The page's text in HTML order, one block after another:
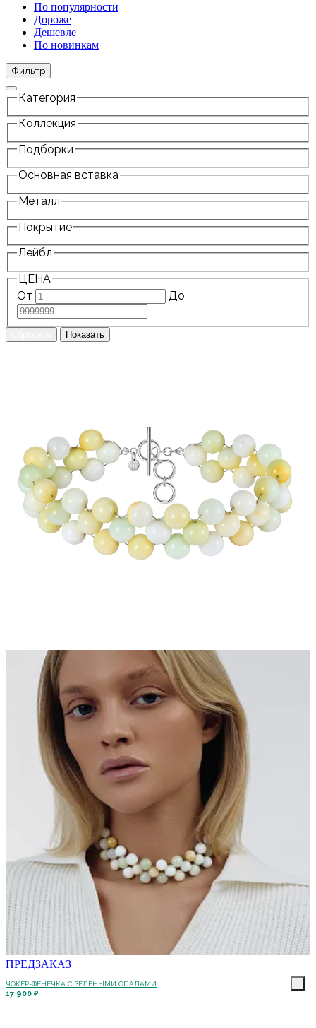
По популярности
Дороже
Дешевле
По новинкам
Фильтр
Категория
Коллекция
Подборки
Основная вставка
Металл
Покрытие
Лейбл
ЦЕНА
От
До
ПРЕДЗАКАЗ
ЧОКЕР-ФЕНЕЧКА С ЗЕЛЕНЫМИ ОПАЛАМИ
17 900 ₽